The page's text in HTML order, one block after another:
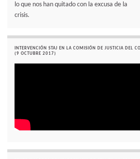
lo que nos han quitado con la excusa de la
crisis.
INTERVENCIÓN STAJ EN LA COMISIÓN DE JUSTICIA DEL
(9 OCTUBRE 2017)